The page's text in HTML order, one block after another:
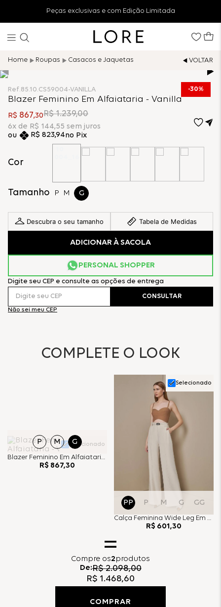
Peças exclusivas e com Edição Limitada
Roupas Casacos e Jaquetas
30%
Ref.85.10.CS59004-VANILLA
Blazer Feminino Em Alfaiataria - Vanilla
R$ 867,30R$ 1.239,00
6x de R$ 144,55 sem juros
R$ 823,94no Pix
Cor
Tamanho P M G
Descubra o seu tamanho Tabela de Medidas
ADICIONAR À SACOLA
PERSONAL SHOPPER
Digite seu CEP e consulte as opções de entrega
Não sei meu CEP
CONSULTAR
COMPLETE O LOOK
Selecionado
P M G
Blazer Feminino Em Alfaiataria - Vanilla
R$ 867,30
Selecionado
PP P M G GG
Calça Feminina Wide Leg Em Alfaiataria - Vanilla
R$ 601 ,30
Compre os2produtos
De:R$ 2.098,00
R$ 1.468,60
COMPRAR